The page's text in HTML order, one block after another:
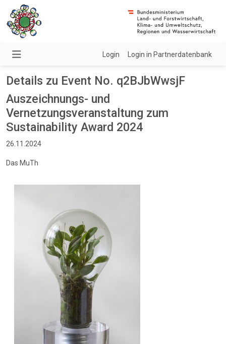
Login Login in Partnerdatenbank
Details zu Event No. q2BJbWwsjF
Auszeichnungs- und
Vernetzungsveranstaltung zum
Sustainability Award 2024
26.11.2024
Das MuTh